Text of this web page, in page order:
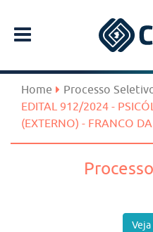
Home Processo
EDITAL 912/2024 -
(EXTERNO) - FRANCO
Veja